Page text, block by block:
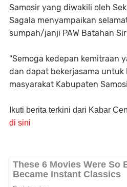
Samosir yang diwakili oleh
Sagala menyampaikan
sumpah/janji PAW Batahan
"Semoga kedepan kemitraan
dan dapat bekerjasama untuk
masyarakat Kabupaten
Ikuti berita terkini dari Kabar
di sini